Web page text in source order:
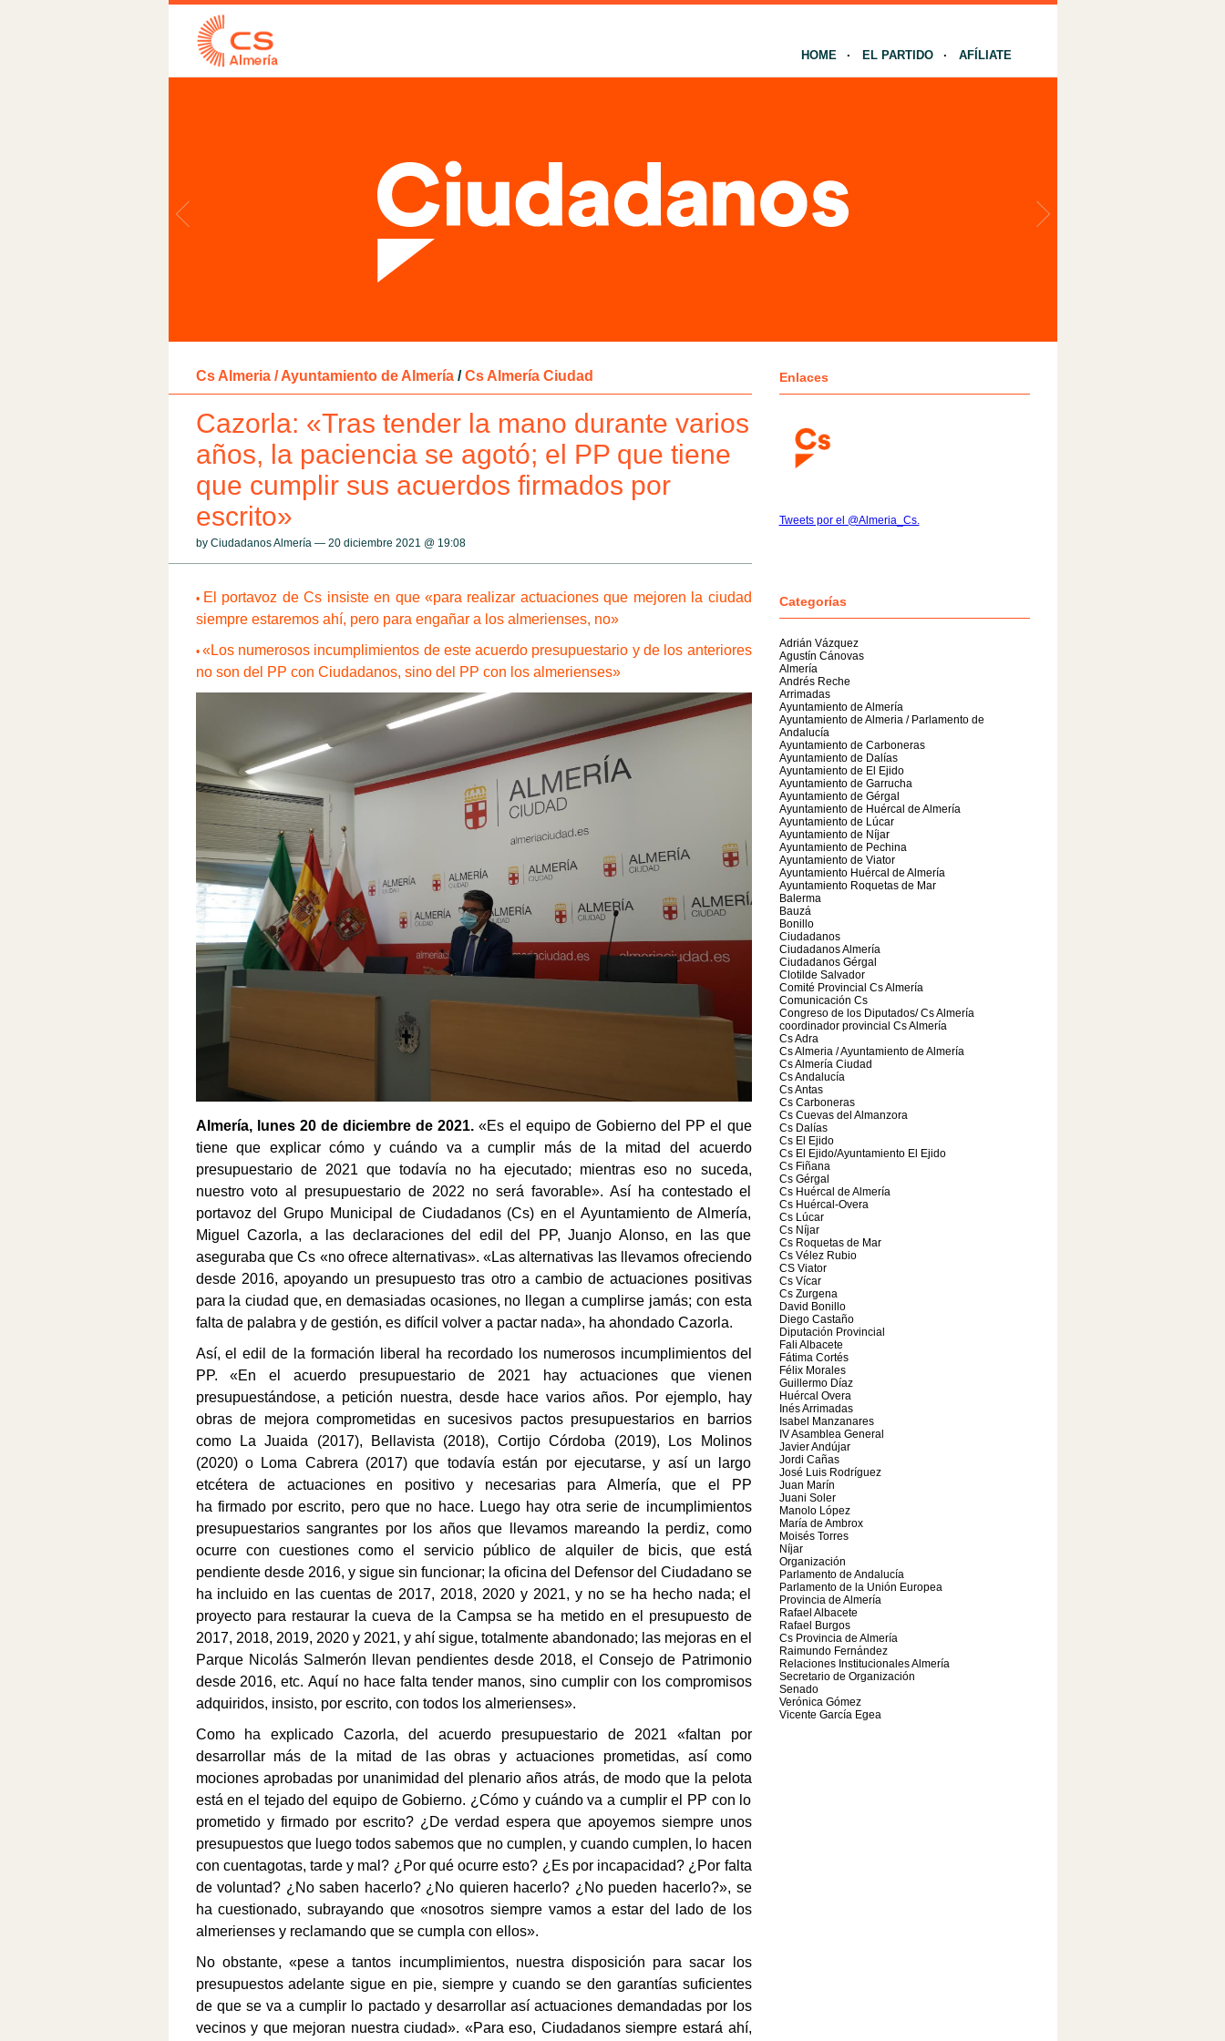
HOME EL PARTIDO AFÍLIATE
Cs Almeria / Ayuntamiento de Almería / Cs Almería Ciudad
Cazorla: «Tras tender la mano durante varios
años, la paciencia se agotó; el PP que tiene
que cumplir sus acuerdos firmados por
escrito»
by Ciudadanos Almería — 20 diciembre 2021 @ 19:08
• El portavoz de Cs insiste en que «para realizar actuaciones que mejoren la ciudad
siempre estaremos ahí, pero para engañar a los almerienses, no»
• «Los numerosos incumplimientos de este acuerdo presupuestario y de los anteriores
no son del PP con Ciudadanos, sino del PP con los almerienses»
Almería, lunes 20 dediciembre de 2021.«Es el equipo de Gobiernodel PP el que
tiene que explicar cómo y cuándo va a cumplir más de la mitad del acuerdo
presupuestario de 2021 que todavía no ha ejecutado; mientras eso no suceda,
nuestro voto al presupuestario de 2022 no será favorable». Así ha contestado el
portavoz del Grupo Municipal de Ciudadanos (Cs) en el Ayuntamiento de Almería,
Miguel Cazorla, a las declaraciones del edil del PP, Juanjo Alonso, en las que
aseguraba que Cs «no ofrece alternativas». «Las alternativas las llevamos ofreciendo
desde 2016, apoyando un presupuesto tras otro a cambio de actuaciones positivas
para la ciudad que, en demasiadas ocasiones, no llegan a cumplirse jamás; con esta
falta de palabra y de gestión, es difícil volver a pactar nada», ha ahondado Cazorla.
Así, el edilde la formación liberal
ha recordado los numerosos incumplimientos del
PP.«En el acuerdo presupuestario de 2021 hay actuaciones que vienen
presupuestándose, a petición nuestra, desde hace varios años. Por ejemplo, hay
obras de mejora comprometidas ensucesivos pactospresupuestarios en barrios
como La Juaida (2017), Bellavista (2018), Cortijo Córdoba (2019),
Los Molinos
(2020)o Loma Cabrera (2017) que todavía están por ejecutarse, y así un largo
etcétera de actuaciones en positivo y necesarias para Almería, que el PP
ha firmadopor escrito, pero que no hace. Luego hay otra serie de incumplimientos
presupuestarios sangrantes por los años que llevamos mareando la perdiz, como
ocurre con cuestiones como el servicio público de alquiler de bicis, queestá
pendiente desde 2016, y sigue sin funcionar; la oficina del Defensor del Ciudadano se
ha incluido en las cuentas de 2017, 2018, 2020 y 2021, y no se ha hecho nada; el
proyecto para restaurar la cueva de la Campsa se ha metido en el presupuesto de
2017, 2018, 2019, 2020 y 2021, y ahí sigue, totalmente abandonado; las mejoras en el
Parque Nicolás Salmerón llevan pendientes desde 2018, el Consejo de Patrimonio
desde 2016,etc.Aquí no hace falta tender manos, sino cumplir con los compromisos
adquiridos, insisto, por escrito, con todos los almerienses».
Como ha explicado Cazorla, del acuerdo presupuestario de 2021 «faltan por
desarrollar más de la mitad de las obras y actuaciones prometidas, así como
mociones aprobadas por unanimidad del plenario años atrás, de modo que la pelota
está en el tejado del equipo de Gobierno. ¿Cómo y cuándo va a cumplir el PP con lo
prometido y firmado por escrito? ¿De verdad espera que apoyemos siempre unos
presupuestos que luego todos sabemos que no cumplen, y cuando cumplen, lo hacen
con cuentagotas, tarde y mal? ¿Por qué ocurre esto? ¿Es por incapacidad? ¿Por falta
de voluntad? ¿No saben hacerlo? ¿No quieren hacerlo? ¿No pueden hacerlo?», se
ha cuestionado, subrayando que «nosotros siempre vamos a estar del lado de los
almerienses y reclamando que se cumpla con ellos».
No obstante, «pese a tantos incumplimientos, nuestra disposición para sacar los
presupuestos adelante sigue en pie, siempre y cuando se den garantías suficientes
de que se va a cumplir lo pactado y desarrollar asíactuaciones demandadas por los
vecinos y que mejoran nuestra ciudad». «Para eso, Ciudadanos siempre estará ahí,
Enlaces
Tweets por el @Almeria_Cs.
Categorías
Adrián Vázquez
Agustín Cánovas
Almería
Andrés Reche
Arrimadas
Ayuntamiento de Almería
Ayuntamiento de Almeria / Parlamento de
Andalucía
Ayuntamiento de Carboneras
Ayuntamiento de Dalías
Ayuntamiento de El Ejido
Ayuntamiento de Garrucha
Ayuntamiento de Gérgal
Ayuntamiento de Huércal de Almería
Ayuntamiento de Lúcar
Ayuntamiento de Níjar
Ayuntamiento de Pechina
Ayuntamiento de Viator
Ayuntamiento Huércal de Almería
Ayuntamiento Roquetas de Mar
Balerma
Bauzá
Bonillo
Ciudadanos
Ciudadanos Almería
Ciudadanos Gérgal
Clotilde Salvador
Comité Provincial Cs Almería
Comunicación Cs
Congreso de los Diputados/ Cs Almería
coordinador provincial Cs Almería
Cs Adra
Cs Almeria / Ayuntamiento de Almería
Cs Almería Ciudad
Cs Andalucía
Cs Antas
Cs Carboneras
Cs Cuevas del Almanzora
Cs Dalías
Cs El Ejido
Cs El Ejido/Ayuntamiento El Ejido
Cs Fiñana
Cs Gérgal
Cs Huércal de Almería
Cs Huércal-Overa
Cs Lúcar
Cs Níjar
Cs Roquetas de Mar
Cs Vélez Rubio
CS Viator
Cs Vícar
Cs Zurgena
David Bonillo
Diego Castaño
Diputación Provincial
Fali Albacete
Fátima Cortés
Félix Morales
Guillermo Díaz
Huércal Overa
Inés Arrimadas
Isabel Manzanares
IV Asamblea General
Javier Andújar
Jordi Cañas
José Luis Rodríguez
Juan Marín
Juani Soler
Manolo López
María de Ambrox
Moisés Torres
Níjar
Organización
Parlamento de Andalucía
Parlamento de la Unión Europea
Provincia de Almería
Rafael Albacete
Rafael Burgos
Cs Provincia de Almería
Raimundo Fernández
Relaciones Institucionales Almería
Secretario de Organización
Senado
Verónica Gómez
Vicente García Egea